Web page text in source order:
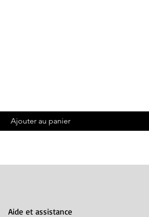
Ajouter au panier
Aide et assistance